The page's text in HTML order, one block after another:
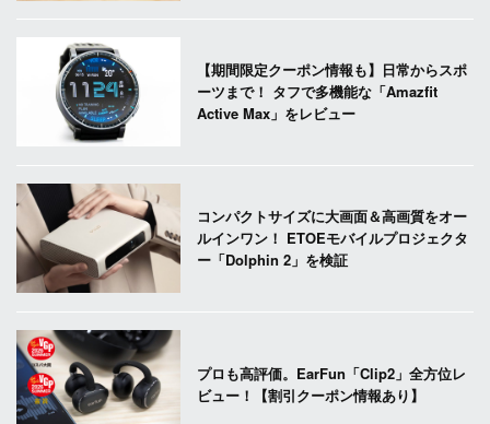
【期間限定クーポン情報も】日常からスポ
ーツまで！ タフで多機能な「Amazfit
Active Max」をレビュー
コンパクトサイズに大画面＆高画質をオー
ルインワン！ ETOEモバイルプロジェクタ
ー「Dolphin 2」を検証
プロも高評価。EarFun「Clip2」全方位レ
ビュー！【割引クーポン情報あり】